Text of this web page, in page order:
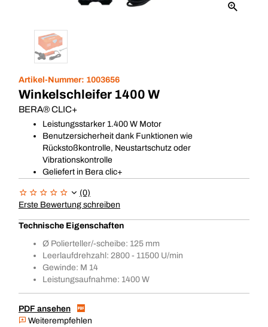
Artikel-Nummer: 1003656
Winkelschleifer 1400 W
BERA® CLIC+
Leistungsstarker 1.400 W Motor
Benutzersicherheit dank Funktionen wie
Rückstoßkontrolle, Neustartschutz oder
Vibrationskontrolle
Geliefert in Bera clic+
(0)
Erste Bewertung schreiben
Technische Eigenschaften
Ø Polierteller/-scheibe: 125 mm
Leerlaufdrehzahl: 2800 - 11500 U/min
Gewinde: M 14
Leistungsaufnahme: 1400 W
PDF ansehen
Weiterempfehlen